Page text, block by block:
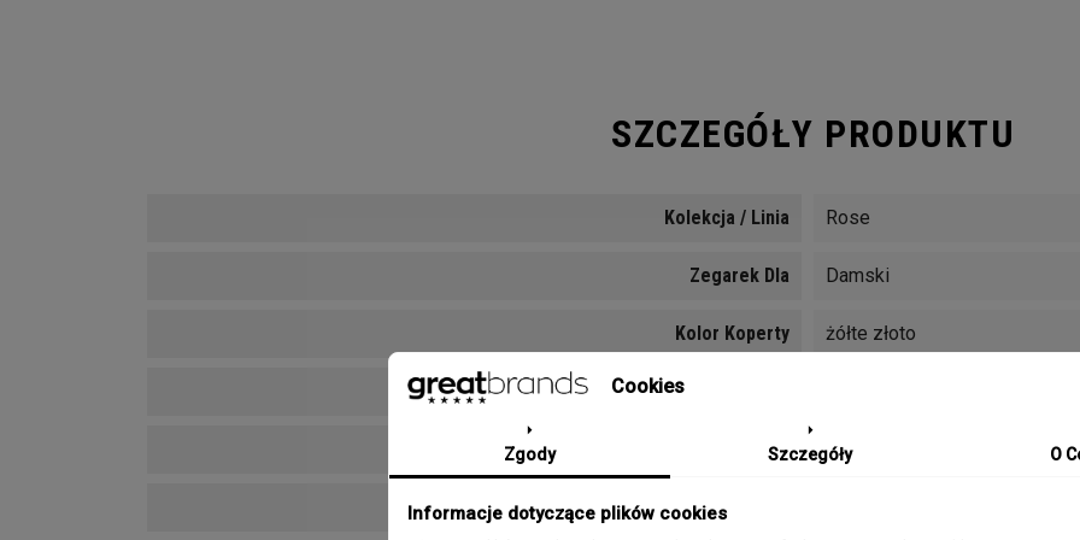
SZCZEGÓŁY PRODUKTU
Kolekcja / Linia Rose
Zegarek Dla Damski
Kolor Koperty żółte złoto
Materiał Koperty
Kolor Tarczy Biały
Rozmiar Koperty
Cookies
Zgody Szczegóły O
Informacje dotyczące plików cookies